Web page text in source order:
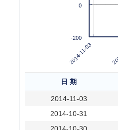
2014-11-03
0
-200
日 期
2014-11-03
2014-10-31